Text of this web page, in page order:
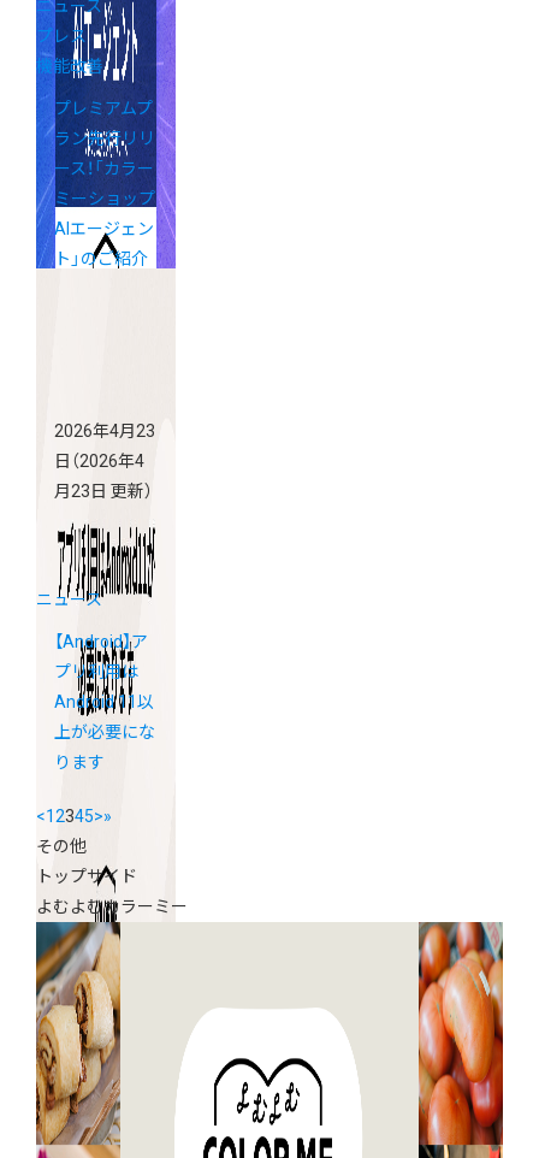
ニュース
プレス
機能改善
プレミアムプ
ラン先行リリ
ース！「カラー
ミーショップ
AIエージェン
ト」のご紹介
2026年4月23
日 （2026年4
月23日 更新）
ニュース
【Android】ア
プリ利用は
Android 11以
上が必要にな
ります
<12345>»
その他
トップサイド
よむよむカラーミー